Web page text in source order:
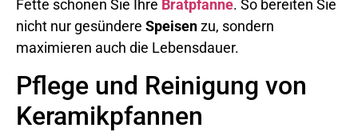
Fette schonen Sie Ihre Bratpfanne. So bereiten Sie
nicht nur gesündere Speisenzu, sondern
maximieren auch die Lebensdauer.
Pflege und Reinigung von
Keramikpfannen